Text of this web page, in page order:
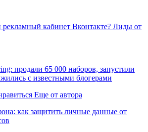
кабинет Вконтакте? Лиды от
продали 65 000 наборов, запустили
с известными блогерами
Еще от автора
как защитить личные данные от